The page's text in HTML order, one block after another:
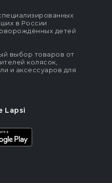
в России
детей
выбор товаров от
колясок,
и аксессуаров для
Lapsi